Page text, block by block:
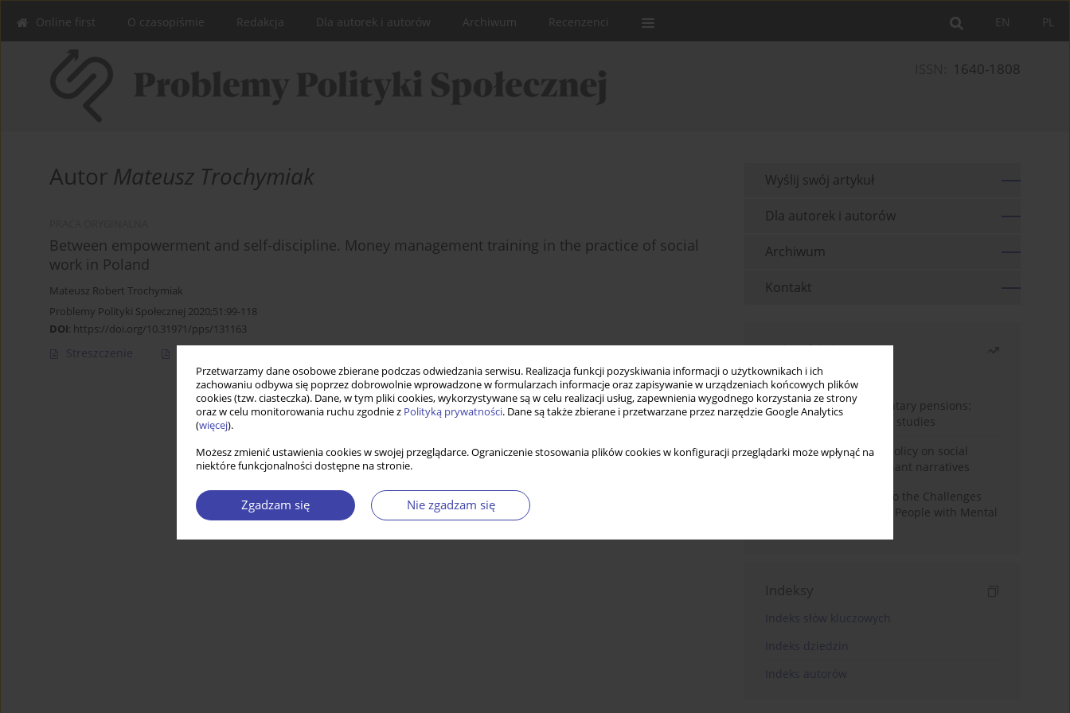
Przetwarzamy dane osobowe zbierane podczas odwiedzania serwisu. Realizacja funkcji pozyskiwania informacji o użytkownikach i ich
zachowaniu odbywa się poprzez dobrowolnie wprowadzone w formularzach informacje oraz zapisywanie w urządzeniach końcowych plików
cookies (tzw. ciasteczka). Dane, w tym pliki cookies, wykorzystywane są w celu realizacji usług, zapewnienia wygodnego korzystania ze strony
oraz w celu monitorowania ruchu zgodnie z Polityką prywatności. Dane są także zbierane i przetwarzane przez narzędzie Google Analytics
(więcej).
Możesz zmienić ustawienia cookies w swojej przeglądarce. Ograniczenie stosowania plików cookies w konfiguracji przeglądarki może wpłynąć na
niektóre funkcjonalności dostępne na stronie.
Zgadzam się Nie zgadzam się
PL
EN
Online first O czasopiśmie Redakcja Dla autorek i autorów Archiwum Recenzenci
1640-1808
Autor Mateusz Trochymiak
Between empowerment and self-discipline. Money management training in the practice of social
work in Poland
Mateusz Robert Trochymiak
Problemy Polityki Społecznej 2020;51:99-118
DOI: https://doi.org/10.31971/pps/131163
Streszczenie
Wyślij swój artykuł
Dla autorek i autorów
Archiwum
Kontakt
Najczęściej czytane
Miesiąc
Rok
Auto-enrolment in voluntary pensions:
Comparative OECD case studies
Delegitimizing climate policy on social
media platforms: Dominant narratives
Bibliometric Insights into the Challenges
and Needs of Homeless People with Mental
Indeksy
Indeks słów kluczowych
Indeks dziedzin
Indeks autorów